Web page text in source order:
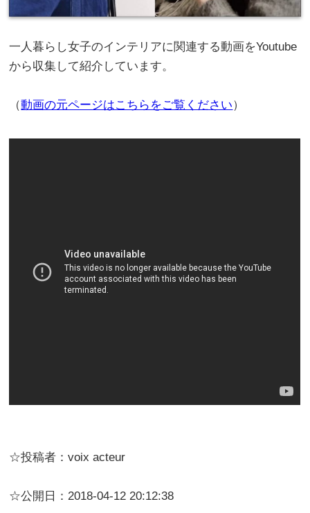
一人暮らし女子のインテリアに関連する動画をYoutube
から収集して紹介しています。
（動画の元ページはこちらをご覧ください）
☆投稿者：voix acteur
☆公開日：2018-04-12 20:12:38